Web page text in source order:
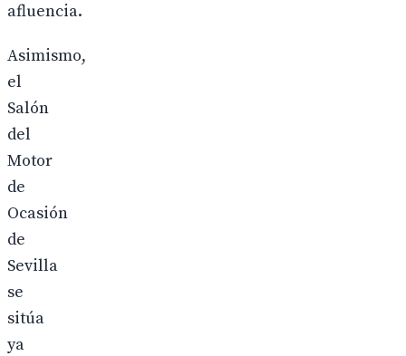
afluencia.
Asimismo,
el
Salón
del
Motor
de
Ocasión
de
Sevilla
se
sitúa
ya